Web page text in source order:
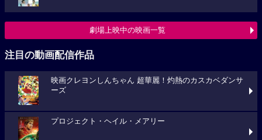
劇場上映中の映画一覧
注目の動画配信作品
映画クレヨンしんちゃん 超華麗！灼熱のカスカベダンサ
ーズ
プロジェクト・ヘイル・メアリー